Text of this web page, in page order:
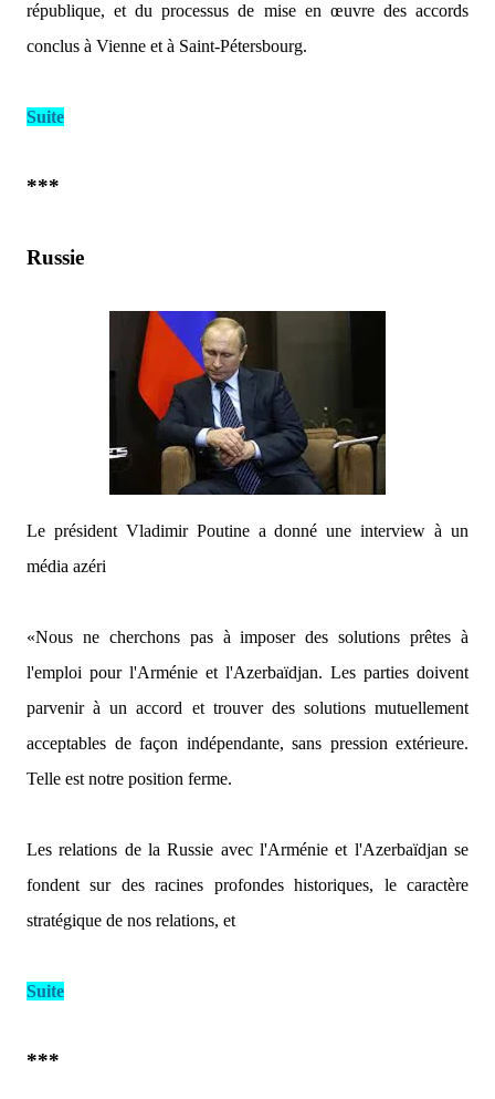
république, et du processus de mise en œuvre des accords
conclus à Vienne et à Saint-Pétersbourg.
Suite
***
Russie
Le président Vladimir Poutine a donné une interview à un
média azéri
«Nous ne cherchons pas à imposer des solutions prêtes à
l'emploi pour l'Arménie et l'Azerbaïdjan. Les parties doivent
parvenir à un accord et trouver des solutions mutuellement
acceptables de façon indépendante, sans pression extérieure.
Telle est notre position ferme.
Les relations de la Russie avec l'Arménie et l'Azerbaïdjan se
fondent sur des racines profondes historiques, le caractère
stratégique de nos relations, et
Suite
***